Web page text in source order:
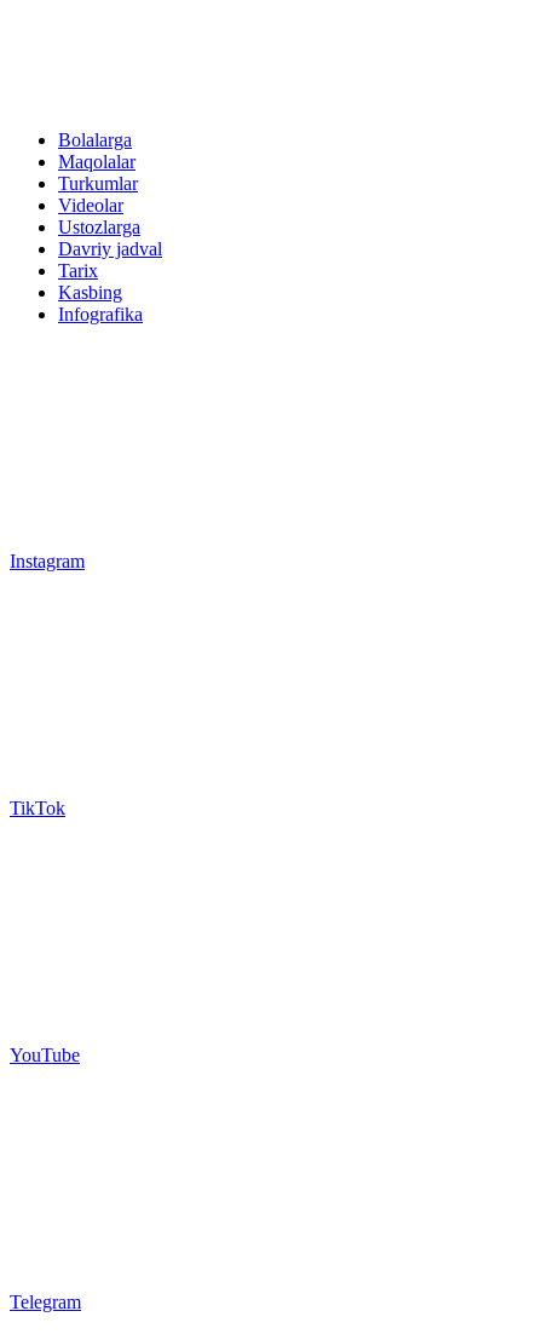
Bolalarga
Maqolalar
Turkumlar
Videolar
Ustozlarga
Davriy jadval
Tarix
Kasbing
Infografika
Instagram
TikTok
YouTube
Telegram